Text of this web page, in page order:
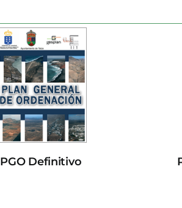
PGO Definitivo